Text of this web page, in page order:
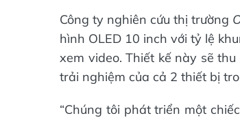
Công ty nghiên cứu thị trường
hình OLED 10 inch với tỷ lệ
xem video. Thiết kế này sẽ
trải nghiệm của cả 2 thiết bị
“Chúng tôi phát triển một